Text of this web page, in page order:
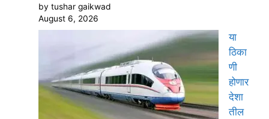
by tushar gaikwad
August 6, 2026
या
ठिका
णी
होणार
देशा
तील